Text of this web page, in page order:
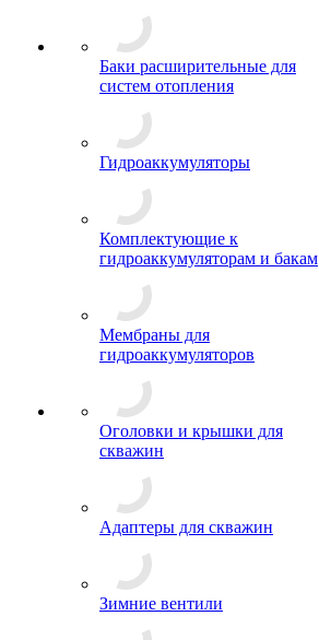
Баки расширительные для
систем отопления
Гидроаккумуляторы
Комплектующие к
гидроаккумуляторам и бакам
Мембраны для
гидроаккумуляторов
Оголовки и крышки для
скважин
Адаптеры для скважин
Зимние вентили